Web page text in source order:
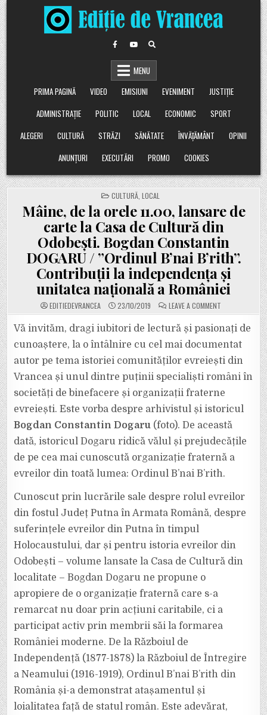
Skip
to
content
MENU
PRIMA PAGINĂ
VIDEO EMISIUNI EVENIMENT
JUSTIȚIE
ADMINISTRAȚIE
POLITIC LOCAL ECONOMIC
SPORT
ALEGERI
CULTURĂ STRĂZI SĂNĂTATE ÎNVĂȚĂMÂNT
OPINII
ANUNȚURI
EXECUTĂRI PROMO COOKIES
POSTED
IN
CULTURĂ LOCAL
Mâine, de la orele 11.00, lansare de
carte la Casa de Cultură din
Odobești. Bogdan Constantin
DOGARU / ”Ordinul Bʼnai Bʼrith”.
Contribuții la independența și
unitatea națională a României
EDITIEDEVRANCEA 23/10/2019 LEAVE A COMMENTON
MÂINE,
LA
ORELE
11.00,
LANSARE
DE
CARTE
CASA
CULTURĂ
DIN
ODOBEȘTI.
BOGDAN
CONSTANTIN
DOGARU
”ORDINUL
BʼNAI
BʼRITH”.
CONTRIBUȚII
LA
INDEPENDENȚA
UNITATEA
NAȚIONALĂ
ROMÂNIEI
Vă invităm, dragi iubitori de lectură și pasionați de
cunoaștere, la o întâlnire cu cel mai documentat
autor pe tema istoriei comunităților evreiești din
Vrancea și unul dintre puținii specialiști români în
societăți de binefacere și organizații fraterne
evreiești. Este vorba despre arhivistul și istoricul
Bogdan Constantin Dogaru (foto). De această
dată, istoricul Dogaru ridică vălul și prejudecățile
de pe cea mai cunoscută organizație fraternă a
evreilor din toată lumea: Ordinul Bʼnai Bʼrith.
Cunoscut prin lucrările sale despre rolul evreilor
din fostul Județ Putna în Armata Română, despre
suferințele evreilor din Putna în timpul
Holocaustului, dar și pentru istoria evreilor din
Odobești – volume lansate la Casa de Cultură din
localitate – Bogdan Dogaru ne propune o
apropiere de o organizație fraternă care s-a
remarcat nu doar prin acțiuni caritabile, ci a
participat activ prin membrii săi la formarea
României moderne. De la Războiul de
Independență (1877-1878) la Războiul de Întregire
a Neamului (1916-1919), Ordinul Bʼnai Bʼrith din
România și-a demonstrat atașamentul și
loialitatea față de statul român. Este adevărat,